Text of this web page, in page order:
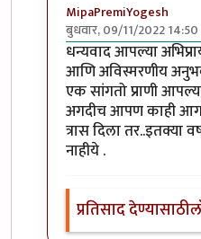
MipaPremiYogesh
बुधवार, 09/11/2022 14:50
In reply toअत्यंत
धन्यवाद आपल्या
आणि अविस्मरणीय
एक सांगतो प्राणी
अगदीच आपण काही
त्रास दिला तर..इतक्या
नाहीये .
प्रतिसाद देण्यासाठी